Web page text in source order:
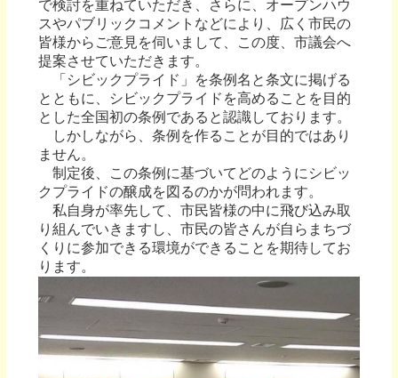
で検討を重ねていただき、さらに、オープンハウ
スやパブリックコメントなどにより、広く市民の
皆様からご意見を伺いまして、この度、市議会へ
提案させていただきます。
「シビックプライド」を条例名と条文に掲げる
とともに、シビックプライドを高めることを目的
とした全国初の条例であると認識しております。
しかしながら、条例を作ることが目的ではあり
ません。
制定後、この条例に基づいてどのようにシビッ
クプライドの醸成を図るのかが問われます。
私自身が率先して、市民皆様の中に飛び込み取
り組んでいきますし、市民の皆さんが自らまちづ
くりに参加できる環境ができることを期待してお
ります。